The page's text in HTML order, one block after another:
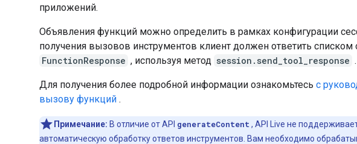
приложений.
Объявления функций можно определить в рамках конфигурации
получения вызовов инструментов клиент должен ответить списком
FunctionResponse , используя метод session.send_tool_response .
Для получения более подробной информации ознакомьтесь с
вызову функций .
Примечание: В отличие от API generateContent , API Live не
автоматическую обработку ответов инструментов. Вам необходимо